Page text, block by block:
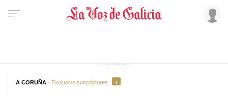
A CORUÑA · Exclusivo suscriptores